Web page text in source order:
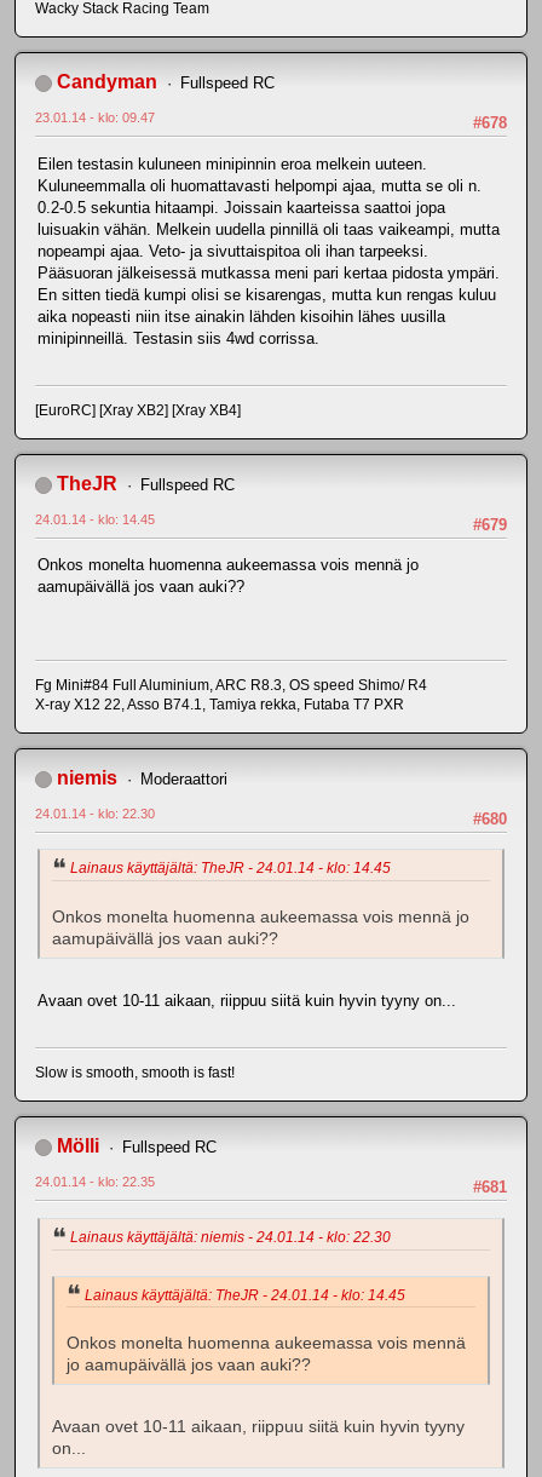
Wacky Stack Racing Team
Candyman Fullspeed RC
#678
23.01.14 - klo: 09.47
Eilen testasin kuluneen minipinnin eroa melkein uuteen.
Kuluneemmalla oli huomattavasti helpompi ajaa, mutta se oli n.
0.2-0.5 sekuntia hitaampi. Joissain kaarteissa saattoi jopa
luisuakin vähän. Melkein uudella pinnillä oli taas vaikeampi, mutta
nopeampi ajaa. Veto- ja sivuttaispitoa oli ihan tarpeeksi.
Pääsuoran jälkeisessä mutkassa meni pari kertaa pidosta ympäri.
En sitten tiedä kumpi olisi se kisarengas, mutta kun rengas kuluu
aika nopeasti niin itse ainakin lähden kisoihin lähes uusilla
minipinneillä. Testasin siis 4wd corrissa.
[EuroRC] [Xray XB2] [Xray XB4]
TheJR Fullspeed RC
#679
24.01.14 - klo: 14.45
Onkos monelta huomenna aukeemassa vois mennä jo
aamupäivällä jos vaan auki??
Fg Mini#84 Full Aluminium, ARC R8.3, OS speed Shimo/ R4
X-ray X12 22, Asso B74.1, Tamiya rekka, Futaba T7 PXR
niemis Moderaattori
#680
24.01.14 - klo: 22.30
Lainaus käyttäjältä: TheJR - 24.01.14 - klo: 14.45
Onkos monelta huomenna aukeemassa vois mennä jo
aamupäivällä jos vaan auki??
Avaan ovet 10-11 aikaan, riippuu siitä kuin hyvin tyyny on...
Slow is smooth, smooth is fast!
Mölli Fullspeed RC
#681
24.01.14 - klo: 22.35
Lainaus käyttäjältä: niemis - 24.01.14 - klo: 22.30
Lainaus käyttäjältä: TheJR - 24.01.14 - klo: 14.45
Onkos monelta huomenna aukeemassa vois mennä
jo aamupäivällä jos vaan auki??
Avaan ovet 10-11 aikaan, riippuu siitä kuin hyvin tyyny
on...